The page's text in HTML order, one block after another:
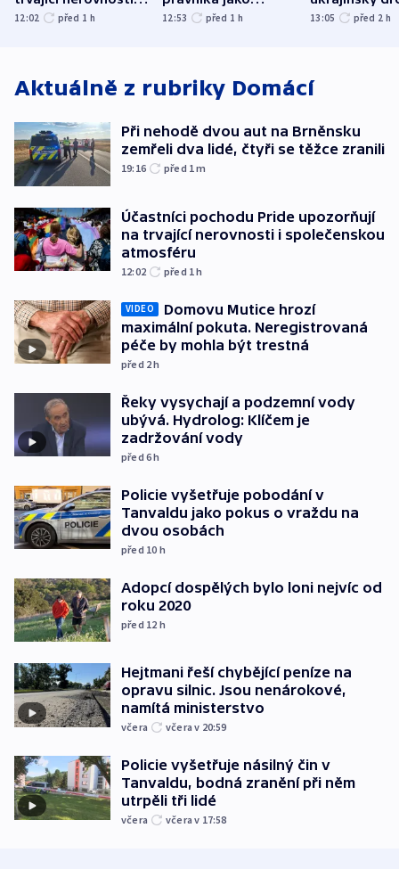
společenskou
12:02 před 1 h
ministra
12:53 před 1 h
explodoval
13:05 před 2 h
Aktuálně z rubriky Domácí
Při nehodě dvou aut na Brněnsku
zemřeli dva lidé, čtyři se těžce zranili
19:16 před 1m
Účastníci pochodu Pride upozorňují
na trvající nerovnosti i společenskou
atmosféru
12:02 před 1h
VIDEO
Domovu Mutice hrozí
maximální pokuta. Neregistrovaná
péče by mohla být trestná
před 2h
Řeky vysychají a podzemní vody
ubývá. Hydrolog: Klíčem je
zadržování vody
před 6h
Policie vyšetřuje pobodání v
Tanvaldu jako pokus o vraždu na
dvou osobách
před 10 h
Adopcí dospělých bylo loni nejvíc od
roku 2020
před 12 h
Hejtmani řeší chybějící peníze na
opravu silnic. Jsou nenárokové,
namítá ministerstvo
včera včera v 20:59
Policie vyšetřuje násilný čin v
Tanvaldu, bodná zranění při něm
utrpěli tři lidé
včera včera v 17:58